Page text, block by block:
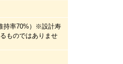
持率70%）※設計寿
ものではありませ